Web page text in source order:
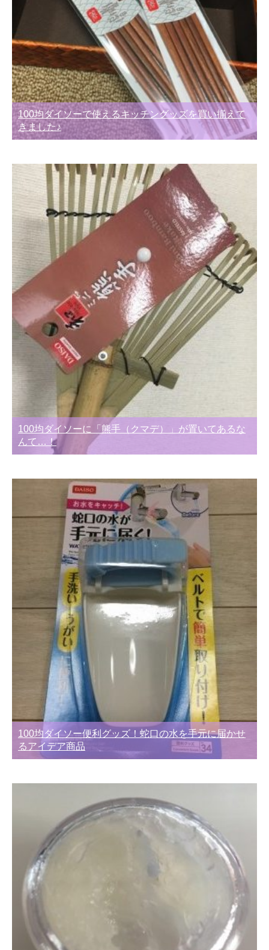
100均ダイソーで使えるキッチングッズを買い揃えて
きました♪
100均ダイソーに「熊手（クマデ）」が置いてあるな
んて…！
100均ダイソー便利グッズ！蛇口の水を手元に届かせ
るアイデア商品